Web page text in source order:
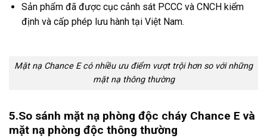
Sản phẩm đã được cục cảnh sát PCCC và CNCH kiểm
định và cấp phép lưu hành tại Việt Nam.
Mặt nạ Chance E có nhiều ưu điểm vượt trội hơn so với những
mặt nạ thông thường
5.So sánh mặt nạ phòng độc cháy Chance E và
mặt nạ phòng độc thông thường